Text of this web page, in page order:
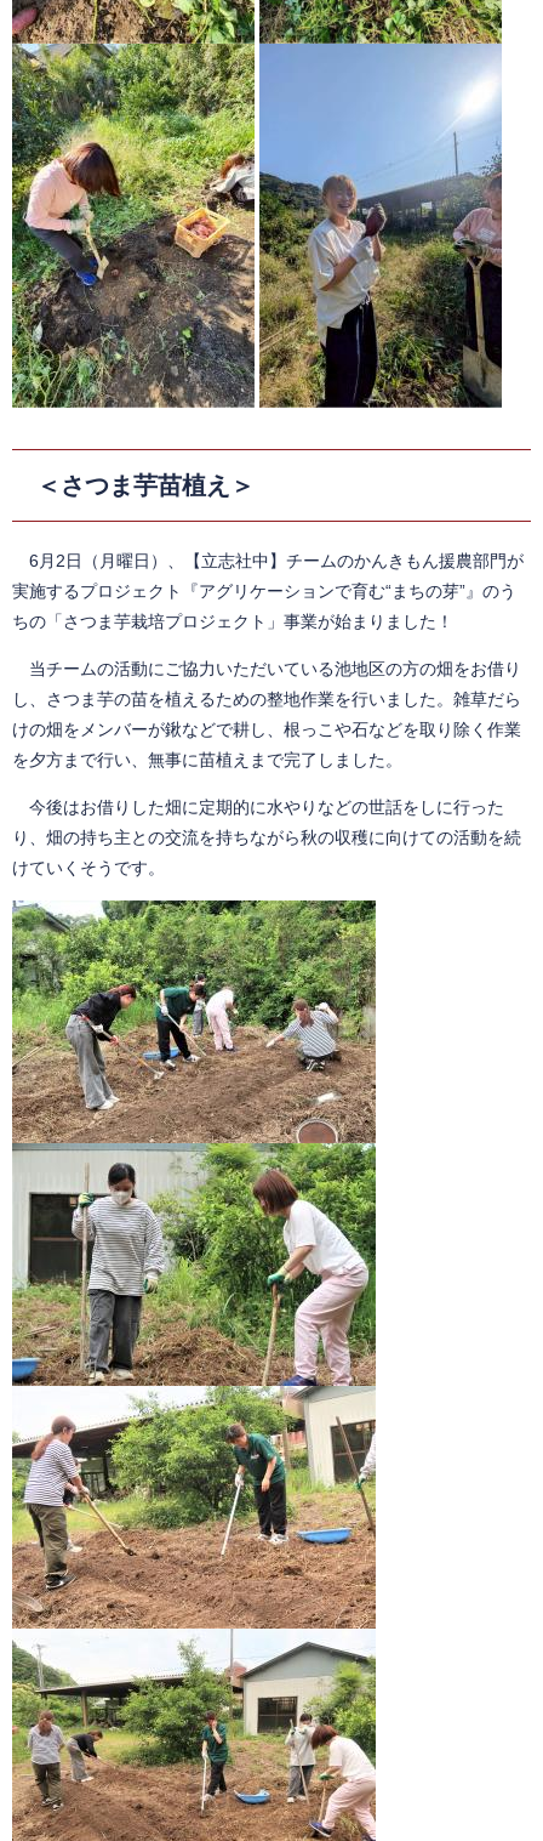
＜さつま芋苗植え＞
6月2日（月曜日）、【立志社中】チームのかんきもん援農部門が
実施するプロジェクト『アグリケーションで育む“まちの芽”』のう
ちの「さつま芋栽培プロジェクト」事業が始まりました！
当チームの活動にご協力いただいている池地区の方の畑をお借り
し、さつま芋の苗を植えるための整地作業を行いました。雑草だら
けの畑をメンバーが鍬などで耕し、根っこや石などを取り除く作業
を夕方まで行い、無事に苗植えまで完了しました。
今後はお借りした畑に定期的に水やりなどの世話をしに行った
り、畑の持ち主との交流を持ちながら秋の収穫に向けての活動を続
けていくそうです。